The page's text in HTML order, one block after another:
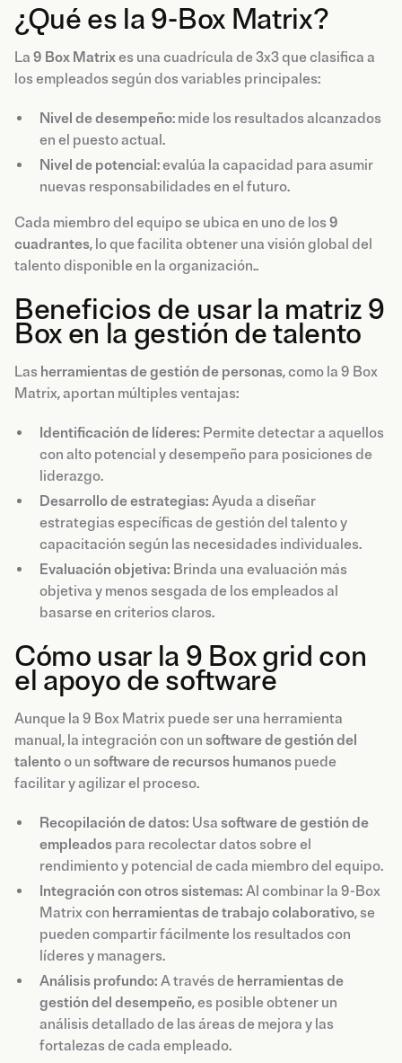
¿Qué es la 9-Box Matrix?
La 9 Box Matrixes una cuadrícula de 3x3 que clasifica a
los empleados según dos variables principales:
Nivel de desempeño: mide los resultados alcanzados
en el puesto actual.
Nivel de potencial: evalúa la capacidad para asumir
nuevas responsabilidades en el futuro.
Cada miembro del equipo se ubica en uno de los 9
cuadrantes, lo que facilita obtener una visión global del
talento disponible en la organización..
Beneficios de usar la matriz 9
Box en la gestión de talento
Las herramientas de gestión de personas, como la 9 Box
Matrix, aportan múltiples ventajas:
Identificación de líderes: Permite detectar a aquellos
con alto potencial y desempeño para posiciones de
liderazgo.
Desarrollo de estrategias: Ayuda a diseñar
estrategias específicas de gestión del talento y
capacitación según las necesidades individuales.
Evaluación objetiva: Brinda una evaluación más
objetiva y menos sesgada de los empleados al
basarse en criterios claros.
Cómo usar la 9 Box grid con
el apoyo de software
Aunque la 9 Box Matrix puede ser una herramienta
manual, la integración con un software de gestión del
talentoo un software de recursos humanos puede
facilitar y agilizar el proceso.
Recopilación de datos: Usa software de gestión de
empleados para recolectar datos sobre el
rendimiento y potencial de cada miembro del equipo.
Integración con otros sistemas: Al combinar la 9-Box
Matrix con herramientas de trabajo colaborativo, se
pueden compartir fácilmente los resultados con
líderes y managers.
Análisis profundo: A través de herramientas de
gestión del desempeño, es posible obtener un
análisis detallado de las áreas de mejora y las
fortalezas de cada empleado.